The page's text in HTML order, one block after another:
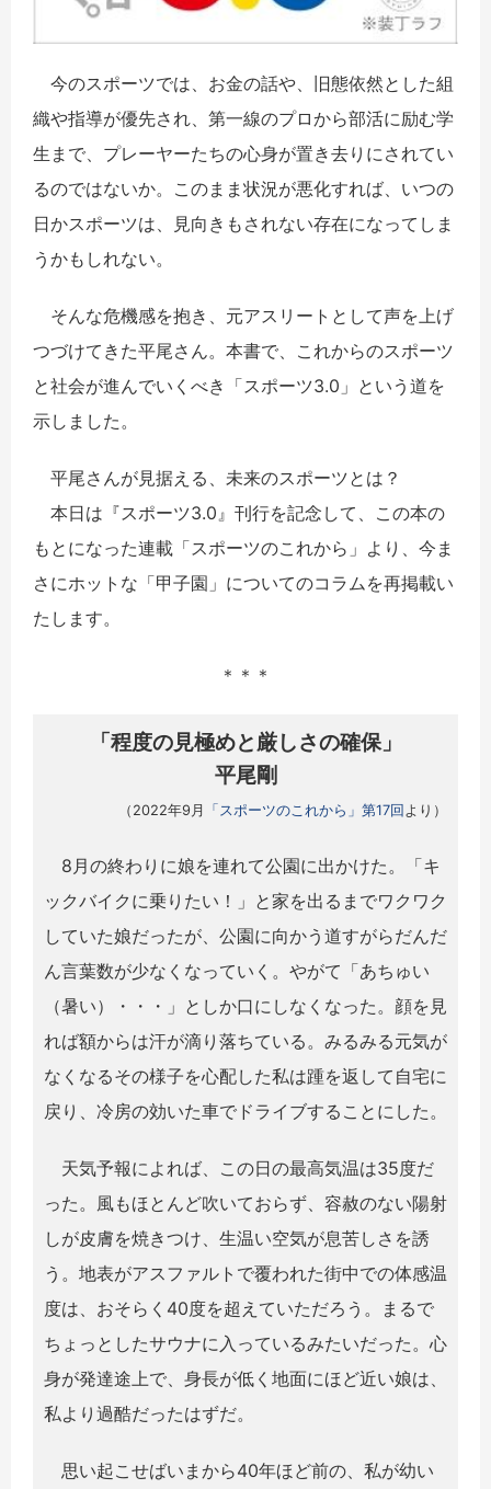
今のスポーツでは、お金の話や、旧態依然とした組
織や指導が優先され、第一線のプロから部活に励む学
生まで、プレーヤーたちの心身が置き去りにされてい
るのではないか。このまま状況が悪化すれば、いつの
日かスポーツは、見向きもされない存在になってしま
うかもしれない。
そんな危機感を抱き、元アスリートとして声を上げ
つづけてきた平尾さん。本書で、これからのスポーツ
と社会が進んでいくべき「スポーツ3.0」という道を
示しました。
平尾さんが見据える、未来のスポーツとは？
本日は『スポーツ3.0』刊行を記念して、この本の
もとになった連載「スポーツのこれから」より、今ま
さにホットな「甲子園」についてのコラムを再掲載い
たします。
＊＊＊
「程度の見極めと厳しさの確保」
平尾剛
（2022年9月 「スポーツのこれから」第17回 より）
8月の終わりに娘を連れて公園に出かけた。「キ
ックバイクに乗りたい！」と家を出るまでワクワク
していた娘だったが、公園に向かう道すがらだんだ
ん言葉数が少なくなっていく。やがて「あちゅい
（暑い）・・・」としか口にしなくなった。顔を見
れば額からは汗が滴り落ちている。みるみる元気が
なくなるその様子を心配した私は踵を返して自宅に
戻り、冷房の効いた車でドライブすることにした。
天気予報によれば、この日の最高気温は35度だ
った。風もほとんど吹いておらず、容赦のない陽射
しが皮膚を焼きつけ、生温い空気が息苦しさを誘
う。地表がアスファルトで覆われた街中での体感温
度は、おそらく40度を超えていただろう。まるで
ちょっとしたサウナに入っているみたいだった。心
身が発達途上で、身長が低く地面にほど近い娘は、
私より過酷だったはずだ。
思い起こせばいまから40年ほど前の、私が幼い